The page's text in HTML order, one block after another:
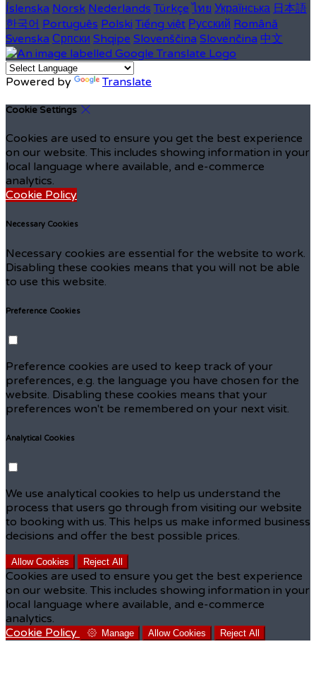
Íslenska Norsk Nederlands Türkçe ไทย Українська 日本語
한국어 Português Polski Tiếng việt Русский Română
Svenska Српски Shqipe Slovenščina Slovenčina 中文
Powered by Translate
Cookie Settings
Cookies are used to ensure you get the best experience
on our website. This includes showing information in your
local language where available, and e-commerce
analytics.
Cookie Policy
Necessary Cookies
Necessary cookies are essential for the website to work.
Disabling these cookies means that you will not be able
to use this website.
Preference Cookies
Preference cookies are used to keep track of your
preferences, e.g. the language you have chosen for the
website. Disabling these cookies means that your
preferences won't be remembered on your next visit.
Analytical Cookies
We use analytical cookies to help us understand the
process that users go through from visiting our website
to booking with us. This helps us make informed business
decisions and offer the best possible prices.
Allow Cookies Reject All
Cookies are used to ensure you get the best experience
on our website. This includes showing information in your
local language where available, and e-commerce
analytics.
Cookie Policy
Manage Allow Cookies Reject All